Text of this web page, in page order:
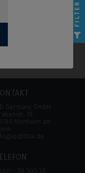
Germany GmbH
18
Monheim am
– 28 300 28
FILTER